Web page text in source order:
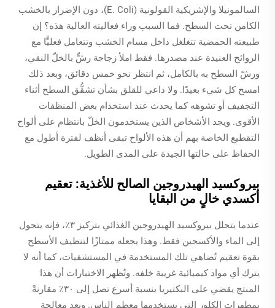
السالمونيلا والإشريكية القولونية (E. Coli)، دون الإضرار بالخشب
الكامن تحت السطح. فما السبب وراء فعاليته العالية هذه؟ إن
طبيعته الحمضية تتغلغل داخل مسام الخشب وتتعامل فعليًّا مع
الروائح العنيدة عند مصدرها. فقط املأ زجاجة رشٍّ بالخلّ النقي،
ورشّ السطح به بالكامل، ثم انتظر نحو خمس دقائق، وبعد ذلك
امسح كل شيء بعيدًا. ولا داعي للقلق بشأن تشقُّق السطح أثناء
التجفيف أو تشوهه كما يحدث عند استخدام بعض المنظفات
الأقوى. ويجد الأشخاص الذين يستخدمون الخلّ بانتظام على ألواح
التقطيع الخاصة بهم أن هذه الألواح تبقى أنظف لفترة أطول مع
الحفاظ على حالتها الجيدة على المدى الطويل.
بيروكسيد الهيدروجين الصالح للأغذية: تعقيم
أكسدي خالٍ من البقايا
عندما يتحلل بيروكسيد الهيدروجين الغذائي بتركيز ٣٪، فإنه يتحول
إلى الماء والأكسجين فقط. وهذا يجعله ممتازًا لتنظيف الأسطح
بقوة تعقيم تُضاهي تلك المستخدمة في المستشفيات، كما أنه لا
يترك أي مواد كيميائية غريبة خلفه. وتُظهر الاختبارات أن هذا
المنتج يقضي على البكتيريا بنسبة أسرع تصل إلى ٣٠٪ مقارنةً
بمطهرات الكلور التي يستخدمها معظم الناس. وبعد معالجة